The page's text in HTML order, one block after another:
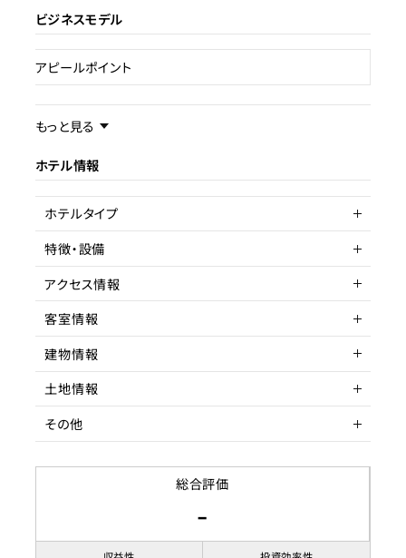
権利
売却理由
ライセンス種類
現状
ビジネスモデル
アピールポイント
事業内容／事業特徴
ターゲット層
客単価／客室単価
稼働率
もっと見る
ホテル情報
ホテルタイプ
マンション一室
特徴・設備
駅近
アクセス情報
所在地
沖縄県石垣市
アクセス
最寄りバス停 徒歩
駅までの距離
3分以内
客室情報
客室数
1室
延床面積
40㎡
間取り
1LDK
収容人数
建物情報
階数
築年数
築年数不明
リノベーション履歴
土地情報
土地権利
土地面積
用途地域
その他
賃貸借契約形態
賃料
92,000円
総合評価
-